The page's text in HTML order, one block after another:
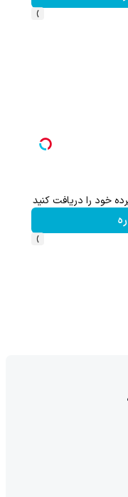
›
خود را دریافت کنید
›